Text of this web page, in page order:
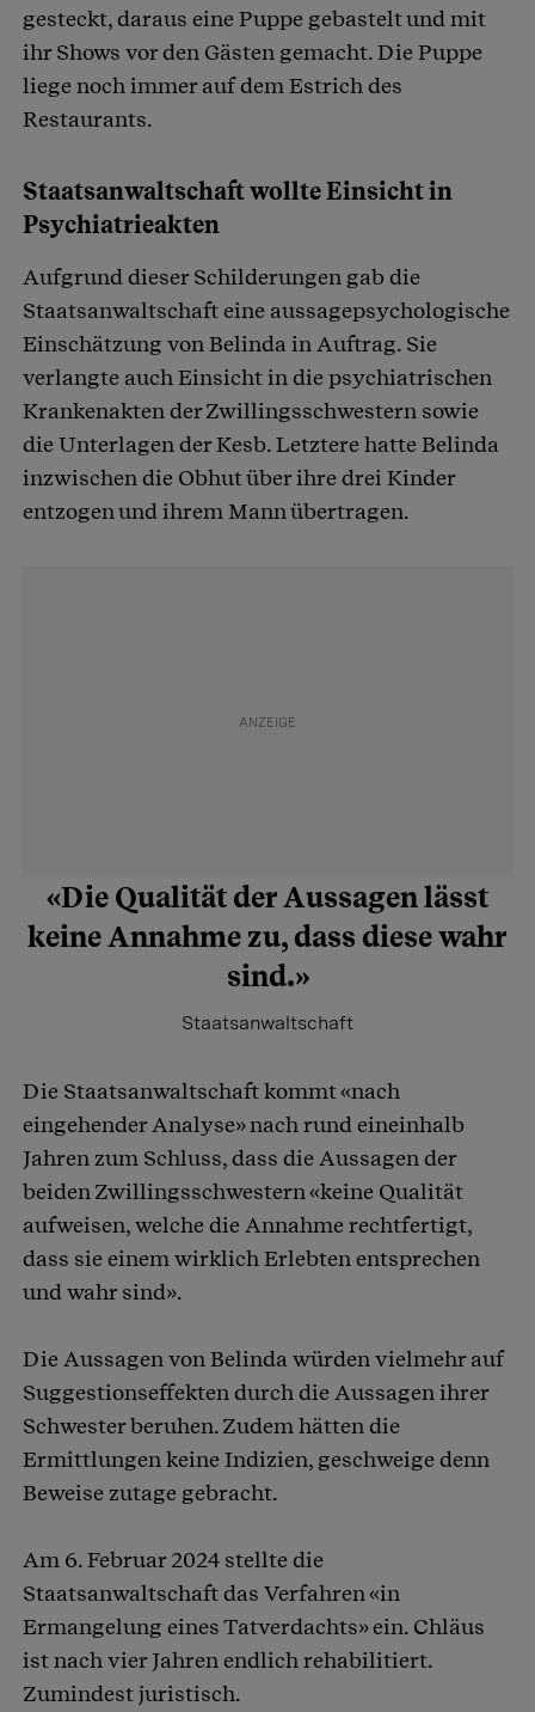
gesteckt, daraus eine Puppe gebastelt und mit
ihr Shows vor den Gästen gemacht. Die Puppe
liege noch immer auf dem Estrich des
Restaurants.
Staatsanwaltschaft wollte Einsicht in
Psychiatrieakten
Aufgrund dieser Schilderungen gab die
Staatsanwaltschaft eine aussagepsychologische
Einschätzung von Belinda in Auftrag. Sie
verlangte auch Einsicht in die psychiatrischen
Krankenakten der Zwillingsschwestern sowie
die Unterlagen der Kesb. Letztere hatte Belinda
inzwischen die Obhut über ihre drei Kinder
entzogen und ihrem Mann übertragen.
«Die Qualität der Aussagen lässt
keine Annahme zu, dass diese wahr
sind.»
Staatsanwaltschaft
Die Staatsanwaltschaft kommt «nach
eingehender Analyse» nach rund eineinhalb
Jahren zum Schluss, dass die Aussagen der
beiden Zwillingsschwestern «keine Qualität
aufweisen, welche die Annahme rechtfertigt,
dass sie einem wirklich Erlebten entsprechen
und wahr sind».
Die Aussagen von Belinda würden vielmehr auf
Suggestionseffekten durch die Aussagen ihrer
Schwester beruhen. Zudem hätten die
Ermittlungen keine Indizien, geschweige denn
Beweise zutage gebracht.
Am 6. Februar 2024 stellte die
Staatsanwaltschaft das Verfahren «in
Ermangelung eines Tatverdachts» ein. Chläus
ist nach vier Jahren endlich rehabilitiert.
Zumindest juristisch.